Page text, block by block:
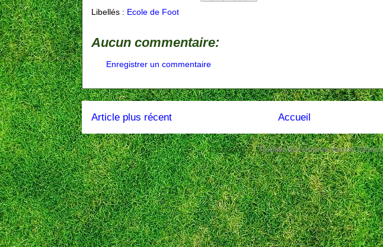
Libellés : Ecole de Foot
Aucun commentaire:
Enregistrer un commentaire
Article plus récent Accueil
Inscription à :Publier les commentaires (Atom)